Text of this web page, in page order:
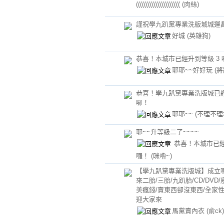
(((((((((((((((((((((( (肉絲)
謹祝學九趴黨專業洗版城城運
好城 (英雄狗)
恭喜！本城市已經升到等級 3
耶耶~~好好玩 (
恭喜！學九趴黨專業洗版城已
囉！
耶耶~~ (不理不
耶~~升等級二了~~~~
恭喜！本城市已
囉！ (咪嚕~)
【學九趴黨專業洗版城】成立
來二胎/三胎/九趴胎/CD/DVD/
美瘋錢/賣東西卻沒東西/全家
迎大家來
馬黨賣內衣 (俞ck)